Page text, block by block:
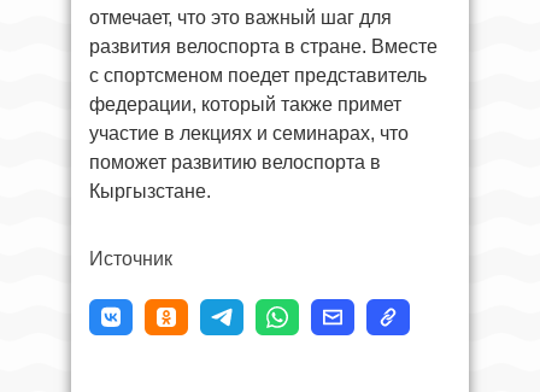
отмечает, что это важный шаг для
развития велоспорта в стране. Вместе
с спортсменом поедет представитель
федерации, который также примет
участие в лекциях и семинарах, что
поможет развитию велоспорта в
Кыргызстане.
Источник